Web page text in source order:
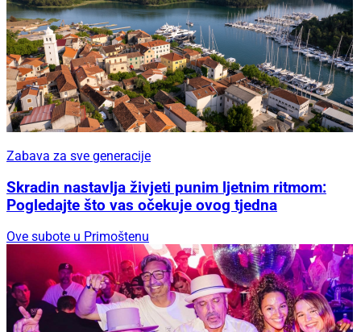
Zabava za sve generacije
Skradin nastavlja živjeti punim ljetnim ritmom:
Pogledajte što vas očekuje ovog tjedna
Ove subote u Primoštenu